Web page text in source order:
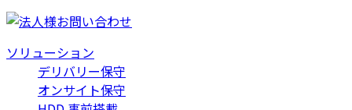
ソリューション
デリバリー保守
オンサイト保守